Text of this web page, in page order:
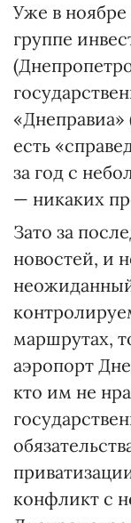
Уже в ноябре
группе
«Днеправиа»
есть
за год с
— никаких
Зато за
новостей, и
маршрутах,
аэропорт
кто им не
конфликт с